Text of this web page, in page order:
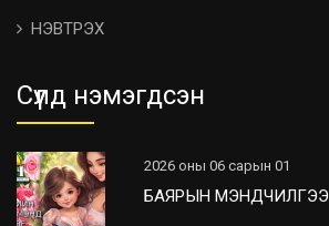
НЭВТРЭХ
Сүүлд нэмэгдсэн
2026 оны 06 сарын 01
БАЯРЫН МЭНДЧИЛГЭЭ